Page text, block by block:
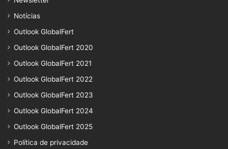
Notícias
Outlook GlobalFert
Outlook GlobalFert 2020
Outlook GlobalFert 2021
Outlook GlobalFert 2022
Outlook GlobalFert 2023
Outlook GlobalFert 2024
Outlook GlobalFert 2025
Política de privacidade